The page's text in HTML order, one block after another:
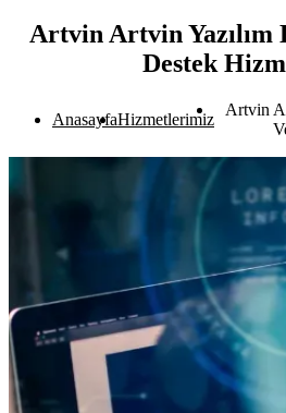
Artvin Artvin Yazılım
Destek
AnasayfaHizmetlerimiz
Artvin